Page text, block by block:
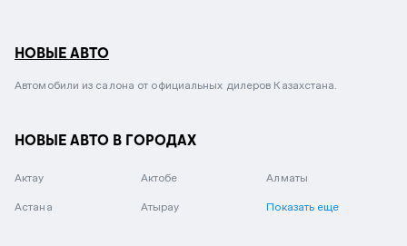
НОВЫЕ АВТО
Автомобили из салона от официальных дилеров Казахстана.
НОВЫЕ АВТО В ГОРОДАХ
Актау Актобе Алматы
Астана Атырау Показать еще